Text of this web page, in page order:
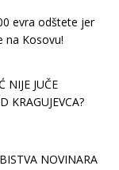
evra odštete jer
na Kosovu!
NIJE JUČE
KRAGUJEVCA?
NOVINARA